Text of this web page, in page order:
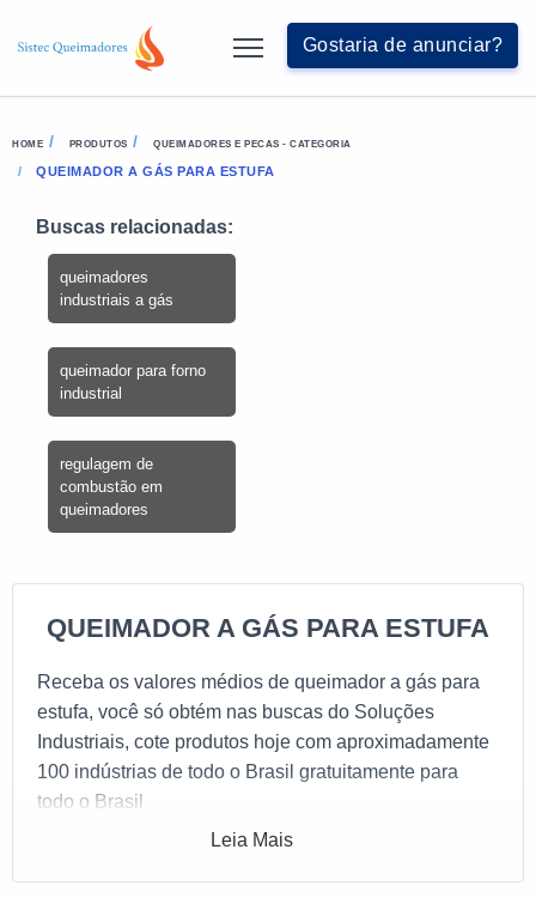
Gostaria de anunciar?
HOME PRODUTOS QUEIMADORES E PECAS - CATEGORIA
QUEIMADOR A GÁS PARA ESTUFA
Buscas relacionadas:
queimadores
industriais a gás
queimador para forno
industrial
regulagem de
combustão em
queimadores
QUEIMADOR A GÁS PARA ESTUFA
Receba os valores médios de queimador a gás para
estufa, você só obtém nas buscas do Soluções
Industriais, cote produtos hoje com aproximadamente
100 indústrias de todo o Brasil gratuitamente para
todo o Brasil
Leia Mais